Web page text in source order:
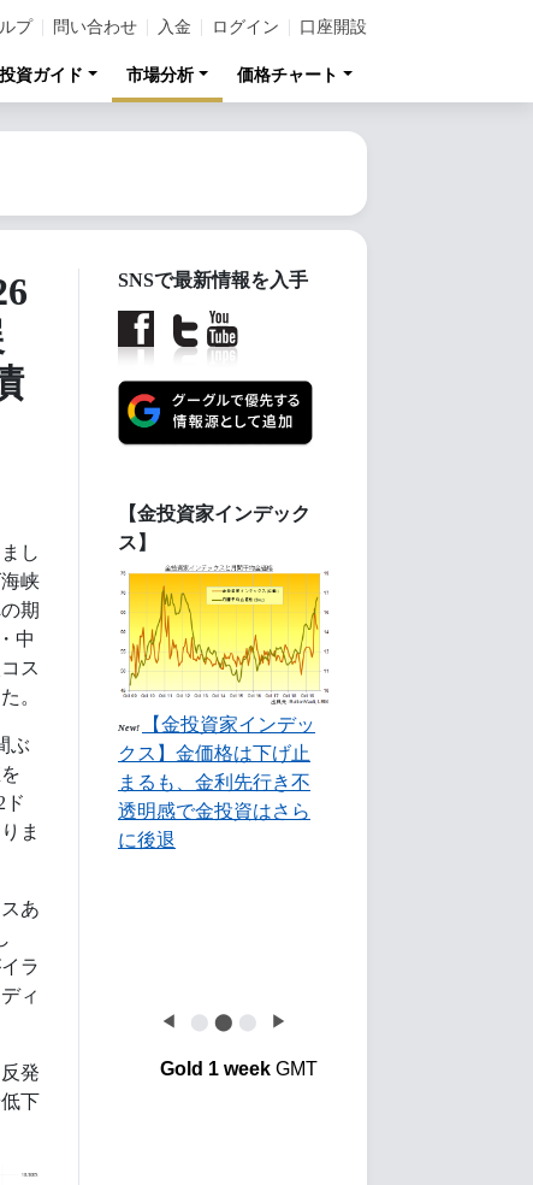
プ 問い合わせ 入金 ログイン 口座開設
投資ガイド 市場分析 価格チャート
し
峡
期
中
ス
。
ぶ
ド
ま
あ
ラ
ィ
発
下
SNSで最新情報を入手
【金投資家インデック
ス】
New!
【金投資家インデッ
クス】金価格は下げ止
まるも、金利先行き不
透明感で金投資はさら
に後退
◀ ⬤ ⬤ ⬤ ▶
Gold 1 weekGMT